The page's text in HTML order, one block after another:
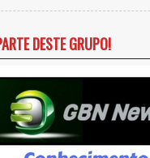
DESTE GRUPO!